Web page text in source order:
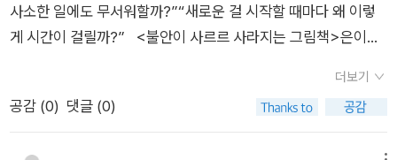
사소한 일에도 무서워할까?”“새로운 걸 시작할 때마다 왜 이렇
게 시간이 걸릴까?” <불안이 사르르 사라지는 그림책>은이런
제’로 보지 않고,섬세함과 신중함이라는 ‘장점’으로 바라보도록
이끌어 줍니다. 그림에는 아이들이 실제로 겪는 감정과상황이
더보기
공감 (0) 댓글 (0)